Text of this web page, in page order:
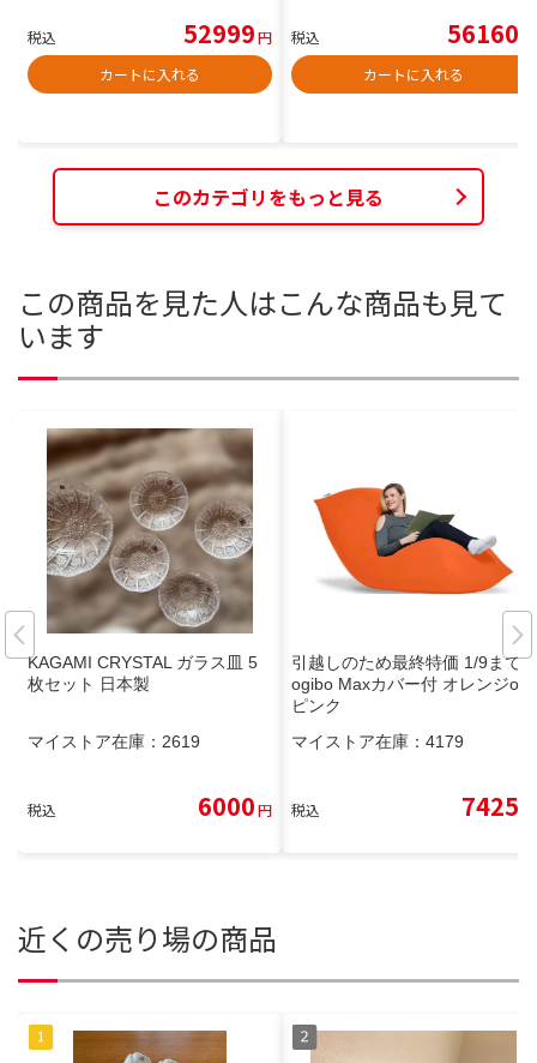
税込 52999円
カートに入れる
税込 56160
カートに入れる
このカテゴリをもっと見る
この商品を見た人はこんな商品も見て
います
KAGAMI CRYSTAL ガラス皿 5
枚セット 日本製
マイストア在庫： 2619
税込 6000円
引越しのため最終特価 1/9までY
ogibo Maxカバー付 オレンジor
ピンク
マイストア在庫： 4179
税込 7425
近くの売り場の商品